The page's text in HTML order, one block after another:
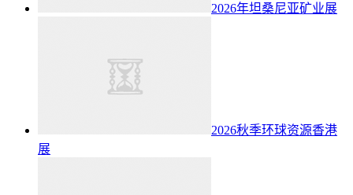
2026年坦桑尼亚矿业展
2026秋季环球资源香港
展